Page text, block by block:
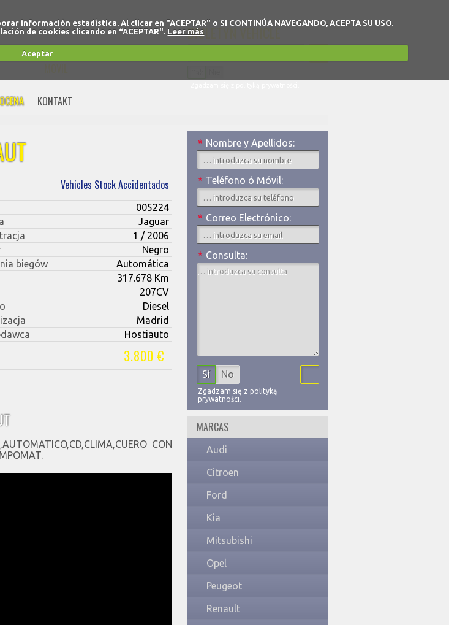
estadística. Al clicar en "ACEPTAR" o SI CONTINÚA NAVEGANDO, ACEPTA SU USO.
de cookies clicando en “ACEPTAR". Leer más
Aceptar+34 91 691 77 32 BIULETYN VEHICLE
OCENA KONTAKT
Nombre y Apellidos:
*
Teléfono ó Móvil:
*
Correo Electrónico:
*
Consulta:
*
Sí No
Zgadzam się z polityką
prywatności.
MARCAS
Audi
Citroen
Ford
Kia
Mitsubishi
Opel
Peugeot
Renault
Vehicles Stock Accidentados
005224
Jaguar
1 / 2006
Negro
biegów
Automática
317.678 Km
207CV
Diesel
Madrid
Hostiauto
3.800 €
CON